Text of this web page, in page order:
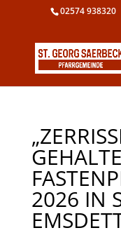
02574 938320
2026 IN